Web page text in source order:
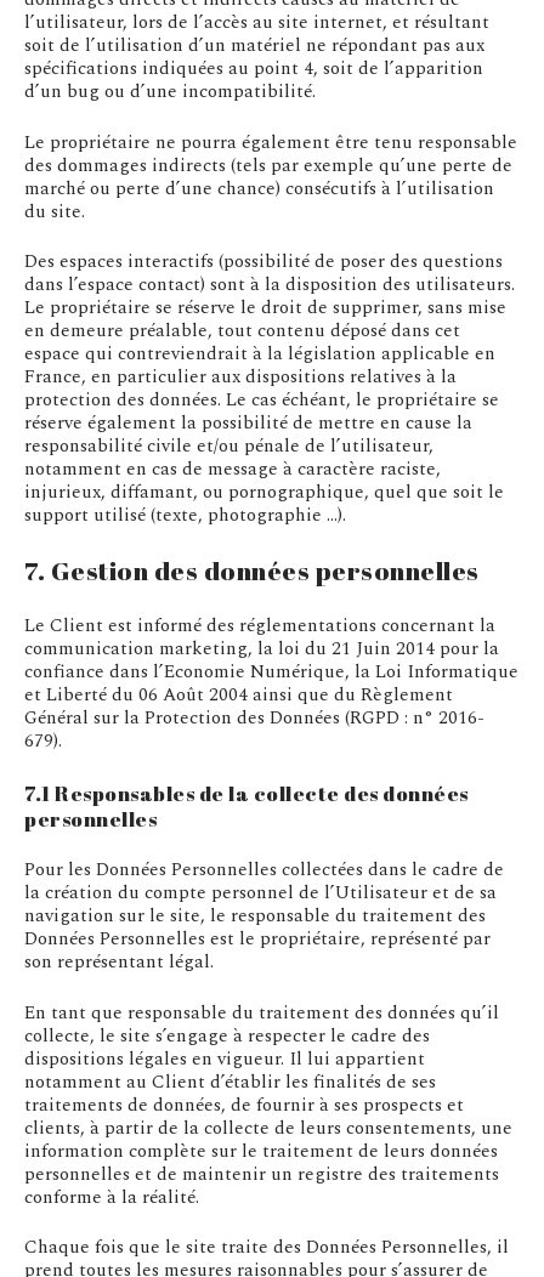
l’utilisateur, lors de l’accès au site internet, et résultant
soit de l’utilisation d’un matériel ne répondant pas aux
spécifications indiquées au point 4, soit de l’apparition
d’un bug ou d’une incompatibilité.
Le propriétaire ne pourra également être tenu responsable
des dommages indirects (tels par exemple qu’une perte de
marché ou perte d’une chance) consécutifs à l’utilisation
du site.
Des espaces interactifs (possibilité de poser des questions
dans l’espace contact) sont à la disposition des utilisateurs.
Le propriétaire se réserve le droit de supprimer, sans mise
en demeure préalable, tout contenu déposé dans cet
espace qui contreviendrait à la législation applicable en
France, en particulier aux dispositions relatives à la
protection des données. Le cas échéant, le propriétaire se
réserve également la possibilité de mettre en cause la
responsabilité civile et/ou pénale de l’utilisateur,
notamment en cas de message à caractère raciste,
injurieux, diffamant, ou pornographique, quel que soit le
support utilisé (texte, photographie …).
7. Gestion des données personnelles
Le Client est informé des réglementations concernant la
communication marketing, la loi du 21 Juin 2014 pour la
confiance dans l’Economie Numérique, la Loi Informatique
et Liberté du 06 Août 2004 ainsi que du Règlement
Général sur la Protection des Données (RGPD : n° 2016-
679).
7.1 Responsables de la collecte des données
personnelles
Pour les Données Personnelles collectées dans le cadre de
la création du compte personnel de l’Utilisateur et de sa
navigation sur le site, le responsable du traitement des
Données Personnelles est le propriétaire, représenté par
son représentant légal.
En tant que responsable du traitement des données qu’il
collecte, le site s’engage à respecter le cadre des
dispositions légales en vigueur. Il lui appartient
notamment au Client d’établir les finalités de ses
traitements de données, de fournir à ses prospects et
clients, à partir de la collecte de leurs consentements, une
information complète sur le traitement de leurs données
personnelles et de maintenir un registre des traitements
conforme à la réalité.
Chaque fois que le site traite des Données Personnelles, il
prend toutes les mesures raisonnables pour s’assurer de